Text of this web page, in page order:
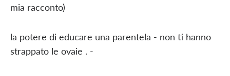
mia racconto)
la potere di educare una parentela - non ti hanno
strappato le ovaie . -